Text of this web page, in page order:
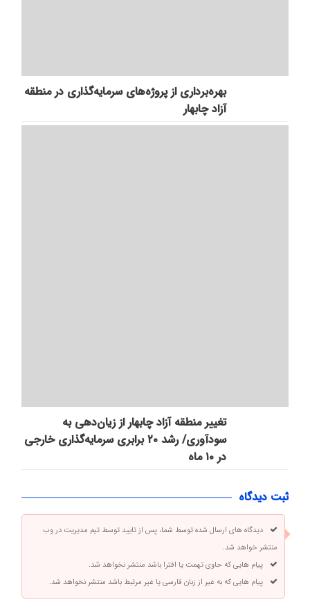
بهره‌برداری از پروژه‌های سرمایه‌گذاری در منطقه
آزاد چابهار
تغییر منطقه آزاد چابهار از زیان‌دهی به
سودآوری/ رشد ۲۰ برابری سرمایه‌گذاری خارجی
در ۱۰ ماه
ثبت دیدگاه
دیدگاه های ارسال شده توسط شما، پس از تایید توسط تیم مدیریت در وب
منتشر خواهد شد.
پیام هایی که حاوی تهمت یا افترا باشد منتشر نخواهد شد.
پیام هایی که به غیر از زبان فارسی یا غیر مرتبط باشد منتشر نخواهد شد.